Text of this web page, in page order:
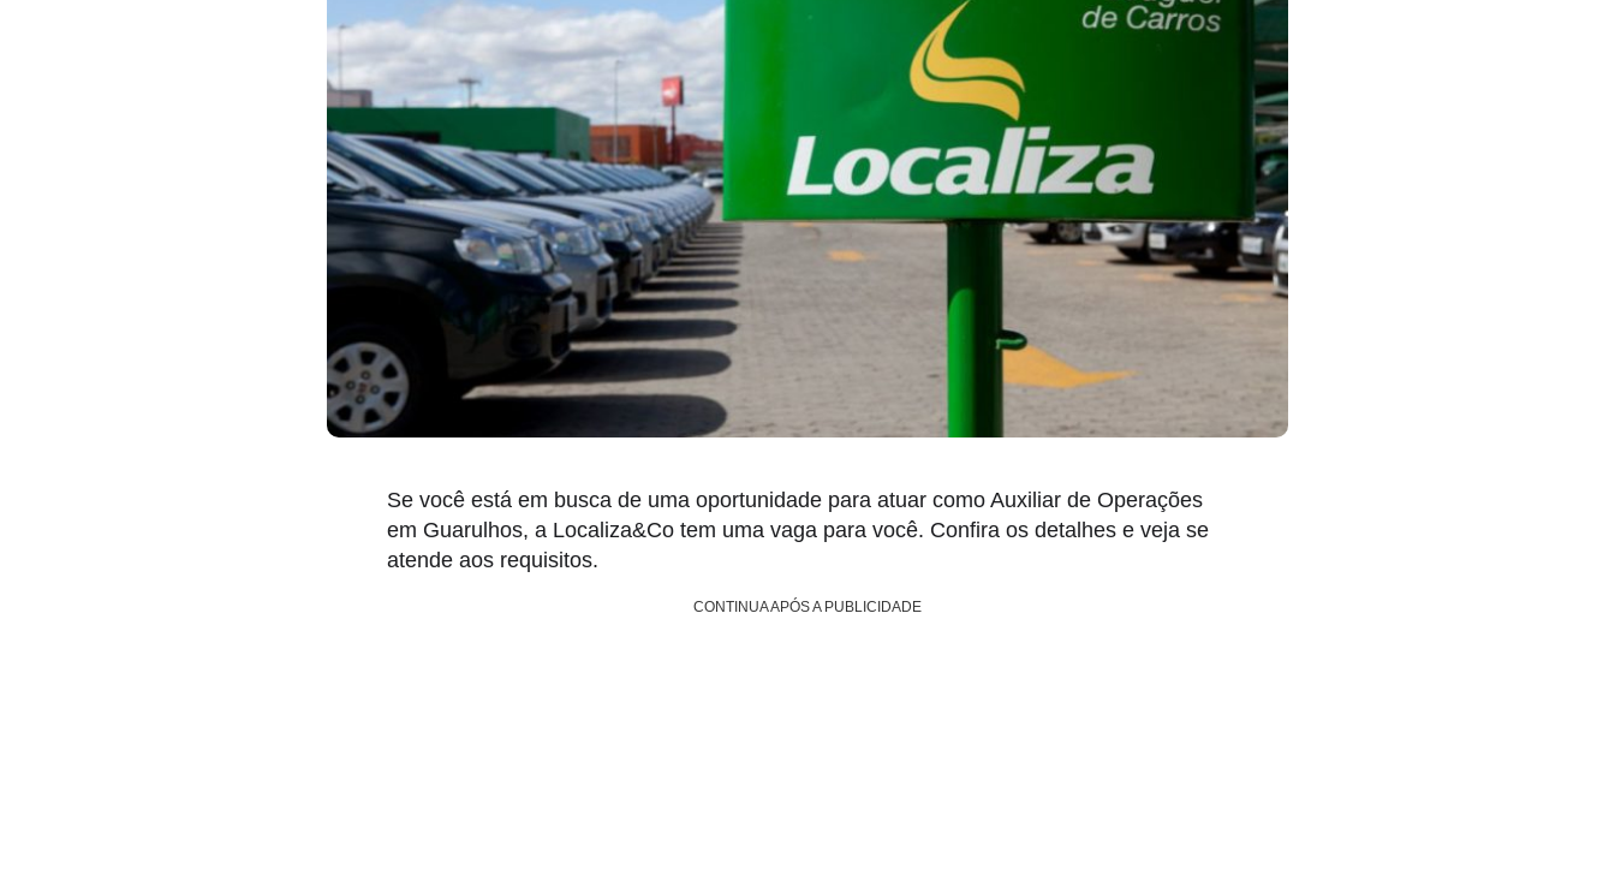
Se você está em busca de uma oportunidade para atuar como Auxiliar de Operações
em Guarulhos, a Localiza&Co tem uma vaga para você. Confira os detalhes e veja se
atende aos requisitos.
CONTINUA APÓS A PUBLICIDADE